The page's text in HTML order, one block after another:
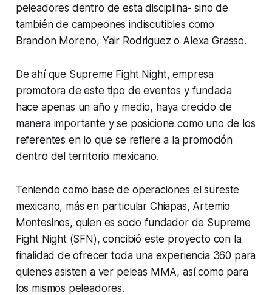
peleadores dentro de esta disciplina- sino de
también de campeones indiscutibles como
Brandon Moreno, Yair Rodriguez o Alexa Grasso.
De ahí que Supreme Fight Night, empresa
promotora de este tipo de eventos y fundada
hace apenas un año y medio, haya crecido de
manera importante y se posicione como uno de los
referentes en lo que se refiere a la promoción
dentro del territorio mexicano.
Teniendo como base de operaciones el sureste
mexicano, más en particular Chiapas, Artemio
Montesinos, quien es socio fundador de Supreme
Fight Night (SFN), concibió este proyecto con la
finalidad de ofrecer toda una experiencia 360 para
quienes asisten a ver peleas MMA, así como para
los mismos peleadores.